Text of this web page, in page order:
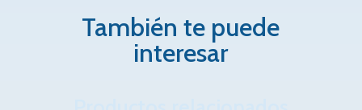
También te puede
interesar